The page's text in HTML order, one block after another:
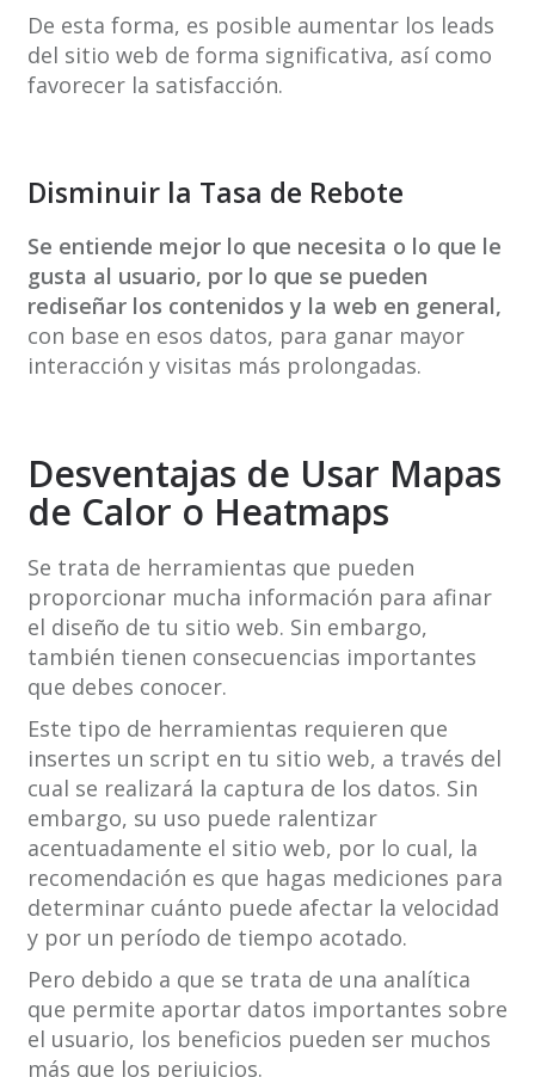
De esta forma, es posible aumentar los leads
del sitio web de forma significativa, así como
favorecer la satisfacción.
Disminuir la Tasa de Rebote
Se entiende mejor lo que necesita o lo que le
gusta al usuario, por lo que se pueden
rediseñar los contenidos y la web en general,
con base en esos datos, para ganar mayor
interacción y visitas más prolongadas.
Desventajas de Usar Mapas
de Calor o Heatmaps
Se trata de herramientas que pueden
proporcionar mucha información para afinar
el diseño de tu sitio web. Sin embargo,
también tienen consecuencias importantes
que debes conocer.
Este tipo de herramientas requieren que
insertes un script en tu sitio web, a través del
cual se realizará la captura de los datos. Sin
embargo, su uso puede ralentizar
acentuadamente el sitio web, por lo cual, la
recomendación es que hagas mediciones para
determinar cuánto puede afectar la velocidad
y por un período de tiempo acotado.
Pero debido a que se trata de una analítica
que permite aportar datos importantes sobre
el usuario, los beneficios pueden ser muchos
más que los perjuicios.